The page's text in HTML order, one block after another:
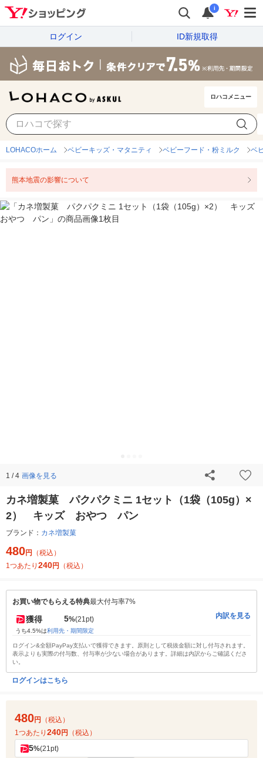
i
ログイン ID新規取得
ロハコメニュー
LOHACOホーム ベビーキッズ・マタニティ ベビーフード・粉ミルク ベ
熊本地震の影響について
1 / 4 画像を見る
カネ増製菓 パクパクミニ 1セット（1袋（105g）×
2） キッズ おやつ パン
ブランド： カネ増製菓
480円
（税込）
1つあたり 240円 （税込）
お買い物でもらえる特典最大付与率7%
獲得 5%(21pt)
うち4.5%は利用先・期間限定
内訳を見る
ログイン&全額PayPay支払いで獲得できます。原則として税抜金額に対し付与されます。
表示よりも実際の付与数、付与率が少ない場合があります。詳細は内訳からご確認くださ
い。
ログインはこちら
480円
（税込）
1つあたり 240円 （税込）
5%(21pt)